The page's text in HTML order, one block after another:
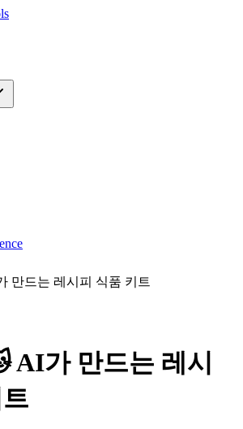
만드는 레시피 식품 키트
AI가 만드는 레시